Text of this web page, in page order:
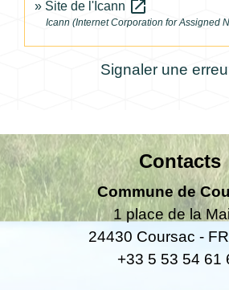
Site de l'Icann open_in_new
Icann (Internet Corporation for Assigned
Signaler une
Contacts
Commune de
1 place de la
24430 Coursac -
+33 5 53 54 61